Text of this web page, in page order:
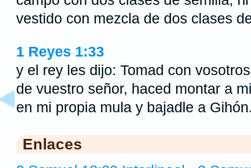
vestido con mezcla de dos clases
1 Reyes 1:33
y el rey les dijo: Tomad con
de vuestro señor, haced montar a
en mi propia mula y bajadle a Gihón.
Enlaces